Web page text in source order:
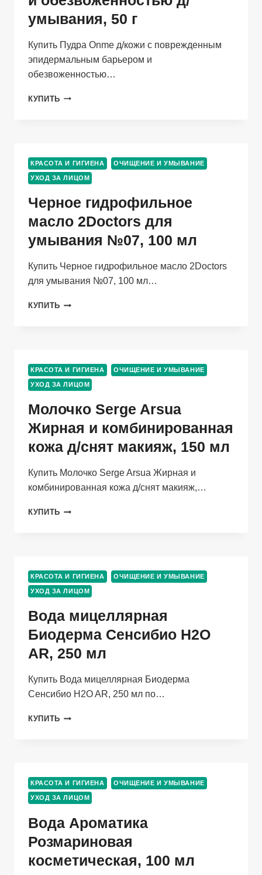
умывания, 50 г
Купить Пудра Onme д/кожи с поврежденным
эпидермальным барьером и
обезвоженностью…
КУПИТЬ ПУДРА
ЭПИДЕРМАЛЬНЫМ
БАРЬЕРОМ
ОБЕЗВОЖЕННОСТЬЮ
УМЫВАНИЯ,
50
КРАСОТА И ГИГИЕНА ОЧИЩЕНИЕ И УМЫВАНИЕ
УХОД ЗА ЛИЦОМ
Черное гидрофильное
масло 2Doctors для
умывания №07, 100 мл
Купить Черное гидрофильное масло 2Doctors
для умывания №07, 100 мл…
КУПИТЬ ЧЕРНОЕ
УМЫВАНИЯ
№07,
100
КРАСОТА И ГИГИЕНА ОЧИЩЕНИЕ И УМЫВАНИЕ
УХОД ЗА ЛИЦОМ
Молочко Serge Arsua
Жирная и комбинированная
кожа д/снят макияж, 150 мл
Купить Молочко Serge Arsua Жирная и
комбинированная кожа д/снят макияж,…
КУПИТЬ МОЛОЧКО
КОМБИНИРОВАННАЯ
КОЖА
Д/
МАКИЯЖ,
МЛ
КРАСОТА И ГИГИЕНА ОЧИЩЕНИЕ И УМЫВАНИЕ
УХОД ЗА ЛИЦОМ
Вода мицеллярная
Биодерма Сенсибио H2O
AR, 250 мл
Купить Вода мицеллярная Биодерма
Сенсибио H2O AR, 250 мл по…
КУПИТЬ ВОДА
AR,
250
МЛ
КРАСОТА И ГИГИЕНА ОЧИЩЕНИЕ И УМЫВАНИЕ
УХОД ЗА ЛИЦОМ
Вода Ароматика
Розмариновая
косметическая, 100 мл